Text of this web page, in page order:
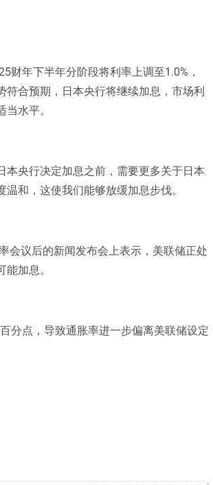
财年下半年分阶段将利率上调至1.0%，
合预期，日本央行将继续加息，市场利
水平。
央行决定加息之前，需要更多关于日本
和，这使我们能够放缓加息步伐。
会议后的新闻发布会上表示，美联储正处
加息。
分点，导致通胀率进一步偏离美联储设定